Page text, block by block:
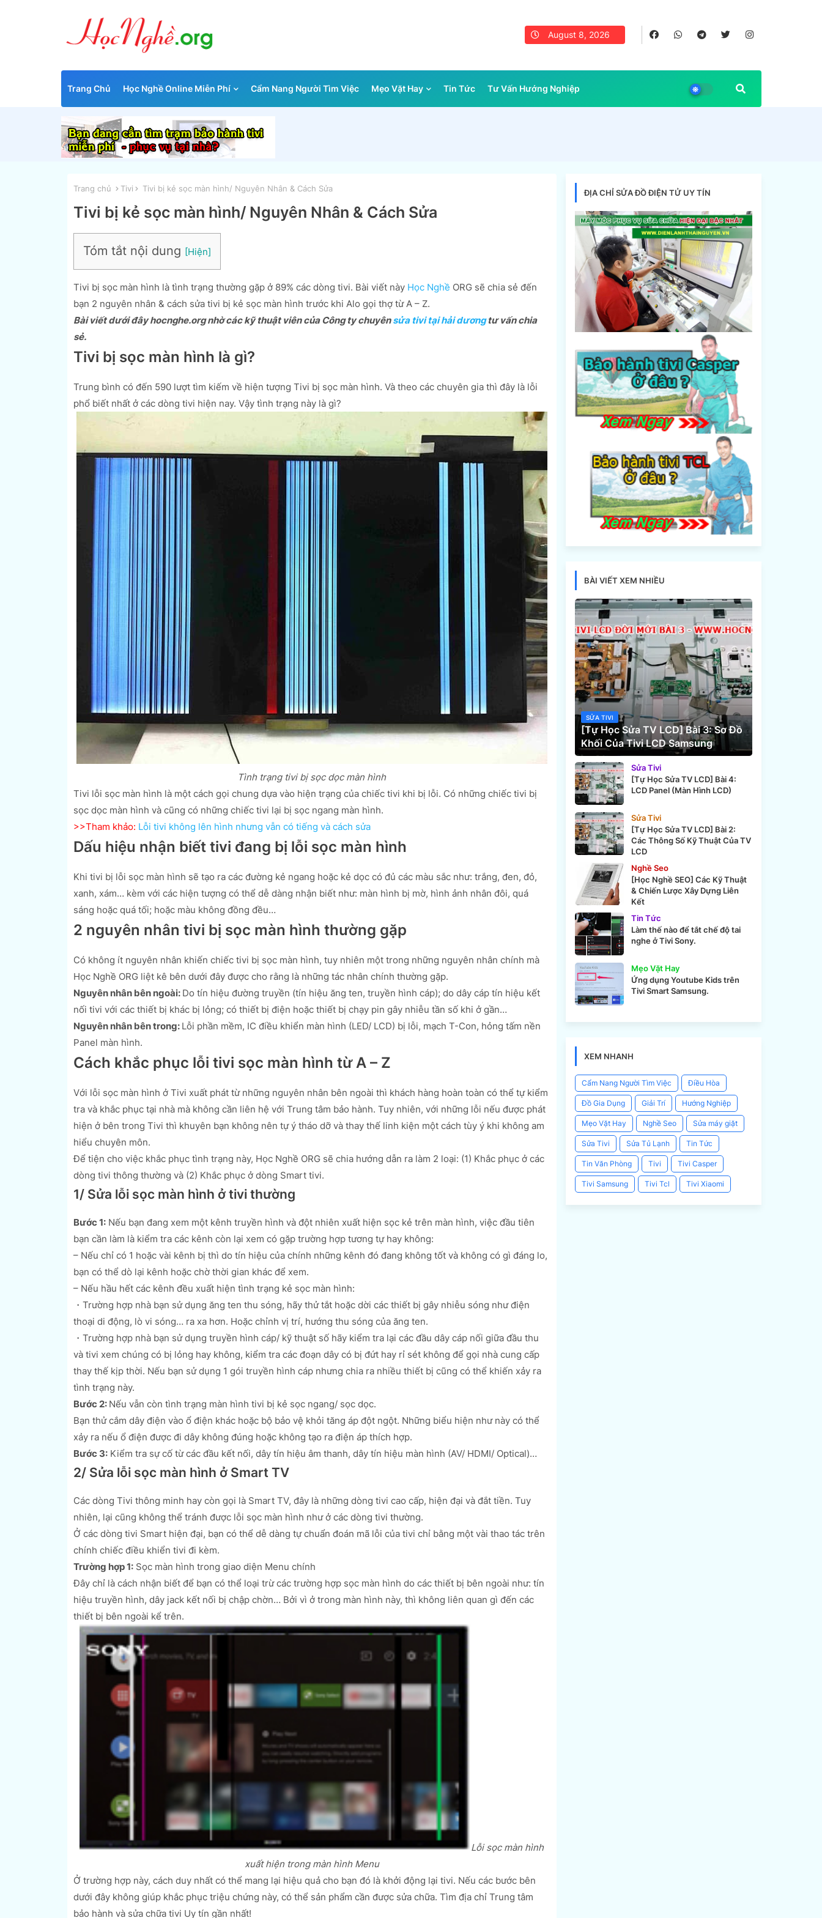
August 8, 2026
Trang Chủ Học Nghề Online Miễn Phí Cẩm Nang Người Tìm Việc Mẹo Vặt Hay Tin Tức Tư Vấn Hướng Nghiệp
Trang chủ Tivi Tivi bị kẻ sọc màn hình/ Nguyên Nhân & Cách Sửa
Tivi bị kẻ sọc màn hình/ Nguyên Nhân & Cách Sửa
Tóm tắt nội dung
Tivi bị sọc màn hình là tình trạng thường gặp ở 89% các dòng tivi. Bài viết này Học Nghề ORG sẽ chia sẻ đến
bạn 2 nguyên nhân & cách sửa tivi bị kẻ sọc màn hình trước khi Alo gọi thợ từ A – Z.
Bài viết dưới đây hocnghe.org nhờ các kỹ thuật viên của Công ty chuyênsửa tivi tại hải dươngtư vấn chia
sẻ.
Tivi bị sọc màn hình là gì?
Trung bình có đến 590 lượt tìm kiếm về hiện tượng Tivi bị sọc màn hình. Và theo các chuyên gia thì đây là lỗi
phổ biết nhất ở các dòng tivi hiện nay. Vậy tình trạng này là gì?
Tình trạng tivi bị sọc dọc màn hình
Tivi lỗi sọc màn hình là một cách gọi chung dựa vào hiện trạng của chiếc tivi khi bị lỗi. Có những chiếc tivi bị
sọc dọc màn hình và cũng có những chiếc tivi lại bị sọc ngang màn hình.
>>Tham khảo: Lỗi tivi không lên hình nhưng vẫn có tiếng và cách sửa
Dấu hiệu nhận biết tivi đang bị lỗi sọc màn hình
Khi tivi bị lỗi sọc màn hình sẽ tạo ra các đường kẻ ngang hoặc kẻ dọc có đủ các màu sắc như: trắng, đen, đỏ,
xanh, xám… kèm với các hiện tượng có thể dễ dàng nhận biết như: màn hình bị mờ, hình ảnh nhân đôi, quá
sáng hoặc quá tối; hoặc màu không đồng đều…
2 nguyên nhân tivi bị sọc màn hình thường gặp
Có không ít nguyên nhân khiến chiếc tivi bị sọc màn hình, tuy nhiên một trong những nguyên nhân chính mà
Học Nghề ORG liệt kê bên dưới đây được cho rằng là những tác nhân chính thường gặp.
Nguyên nhân bên ngoài: Do tín hiệu đường truyền (tín hiệu ăng ten, truyền hình cáp); do dây cáp tín hiệu kết
nối tivi với các thiết bị khác bị lỏng; có thiết bị điện hoặc thiết bị chạy pin gây nhiễu tần số khi ở gần…
Nguyên nhân bên trong: Lỗi phần mềm, IC điều khiển màn hình (LED/ LCD) bị lỗi, mạch T-Con, hỏng tấm nền
Panel màn hình.
Cách khắc phục lỗi tivi sọc màn hình từ A – Z
Với lỗi sọc màn hình ở Tivi xuất phát từ những nguyên nhân bên ngoài thì khách hàng hoàn toàn có thể tự kiểm
tra và khắc phục tại nhà mà không cần liên hệ với Trung tâm bảo hành. Tuy nhiên, với những lỗi nếu được phát
hiện ở bên trong Tivi thì khuyên bạn không nên tự ý tháo dỡ và thay thế linh kiện một cách tùy ý khi không am
hiểu chuyên môn.
Để tiện cho việc khắc phục tình trạng này, Học Nghề ORG sẽ chia hướng dẫn ra làm 2 loại: (1) Khắc phục ở các
dòng tivi thông thường và (2) Khắc phục ở dòng Smart tivi.
1/ Sửa lỗi sọc màn hình ở tivi thường
Bước 1: Nếu bạn đang xem một kênh truyền hình và đột nhiên xuất hiện sọc kẻ trên màn hình, việc đầu tiên
bạn cần làm là kiểm tra các kênh còn lại xem có gặp trường hợp tương tự hay không:
– Nếu chỉ có 1 hoặc vài kênh bị thì do tín hiệu của chính những kênh đó đang không tốt và không có gì đáng lo,
bạn có thể dò lại kênh hoặc chờ thời gian khác để xem.
– Nếu hầu hết các kênh đều xuất hiện tình trạng kẻ sọc màn hình:
・Trường hợp nhà bạn sử dụng ăng ten thu sóng, hãy thử tắt hoặc dời các thiết bị gây nhiễu sóng như điện
thoại di động, lò vi sóng… ra xa hơn. Hoặc chỉnh vị trí, hướng thu sóng của ăng ten.
・Trường hợp nhà bạn sử dụng truyền hình cáp/ kỹ thuật số hãy kiểm tra lại các đầu dây cáp nối giữa đầu thu
và tivi xem chúng có bị lỏng hay không, kiểm tra các đoạn dây có bị đứt hay rỉ sét không để gọi nhà cung cấp
thay thế kịp thời. Nếu bạn sử dụng 1 gói truyền hình cáp nhưng chia ra nhiều thiết bị cũng có thể khiến xảy ra
tình trạng này.
Bước 2: Nếu vẫn còn tình trạng màn hình tivi bị kẻ sọc ngang/ sọc dọc.
Bạn thử cắm dây điện vào ổ điện khác hoặc bộ bảo vệ khỏi tăng áp đột ngột. Những biểu hiện như này có thể
xảy ra nếu ổ điện được đi dây không đúng hoặc không tạo ra điện áp thích hợp.
Bước 3: Kiểm tra sự cố từ các đầu kết nối, dây tín hiệu âm thanh, dây tín hiệu màn hình (AV/ HDMI/ Optical)…
2/ Sửa lỗi sọc màn hình ở Smart TV
Các dòng Tivi thông minh hay còn gọi là Smart TV, đây là những dòng tivi cao cấp, hiện đại và đắt tiền. Tuy
nhiên, lại cũng không thể tránh được lỗi sọc màn hình như ở các dòng tivi thường.
Ở các dòng tivi Smart hiện đại, bạn có thể dễ dàng tự chuẩn đoán mã lỗi của tivi chỉ bằng một vài thao tác trên
chính chiếc điều khiển tivi đi kèm.
Trường hợp 1:Sọc màn hình trong giao diện Menu chính
Đây chỉ là cách nhận biết để bạn có thể loại trừ các trường hợp sọc màn hình do các thiết bị bên ngoài như: tín
hiệu truyền hình, dây jack kết nối bị chập chờn… Bởi vì ở trong màn hình này, thì không liên quan gì đến các
thiết bị bên ngoài kể trên.
Lỗi sọc màn hình
xuất hiện trong màn hình Menu
Ở trường hợp này, cách duy nhất có thể mang lại hiệu quả cho bạn đó là khởi động lại tivi. Nếu các bước bên
dưới đây không giúp khắc phục triệu chứng này, có thể sản phẩm cần được sửa chữa. Tìm địa chỉ Trung tâm
bảo hành và sửa chữa tivi Uy tín gần nhất!
ĐỊA CHỈ SỬA ĐỒ ĐIỆN TỬ UY TÍN
BÀI VIẾT XEM NHIỀU
SỬA TIVI
[Tự Học Sửa TV LCD] Bài 3: Sơ Đồ
Khối Của Tivi LCD Samsung
Sửa Tivi
[Tự Học Sửa TV LCD] Bài 4:
LCD Panel (Màn Hình LCD)
Sửa Tivi
[Tự Học Sửa TV LCD] Bài 2:
Các Thông Số Kỹ Thuật Của TV
LCD
Nghề Seo
[Học Nghề SEO] Các Kỹ Thuật
& Chiến Lược Xây Dựng Liên
Kết
Tin Tức
Làm thế nào để tắt chế độ tai
nghe ở Tivi Sony.
Mẹo Vặt Hay
Ứng dụng Youtube Kids trên
Tivi Smart Samsung.
XEM NHANH
Cẩm Nang Người Tìm Việc Điều Hòa
Đồ Gia Dụng Giải Trí Hướng Nghiệp
Mẹo Vặt Hay Nghề Seo Sửa máy giặt
Sửa Tivi Sửa Tủ Lạnh Tin Tức
Tin Văn Phòng Tivi Tivi Casper
Tivi Samsung Tivi Tcl Tivi Xiaomi